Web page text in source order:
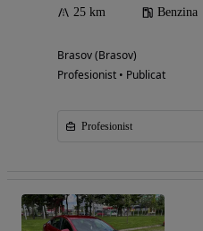
25 km Benzina
Brasov (Brasov)
Profesionist • Publicat
Profesionist